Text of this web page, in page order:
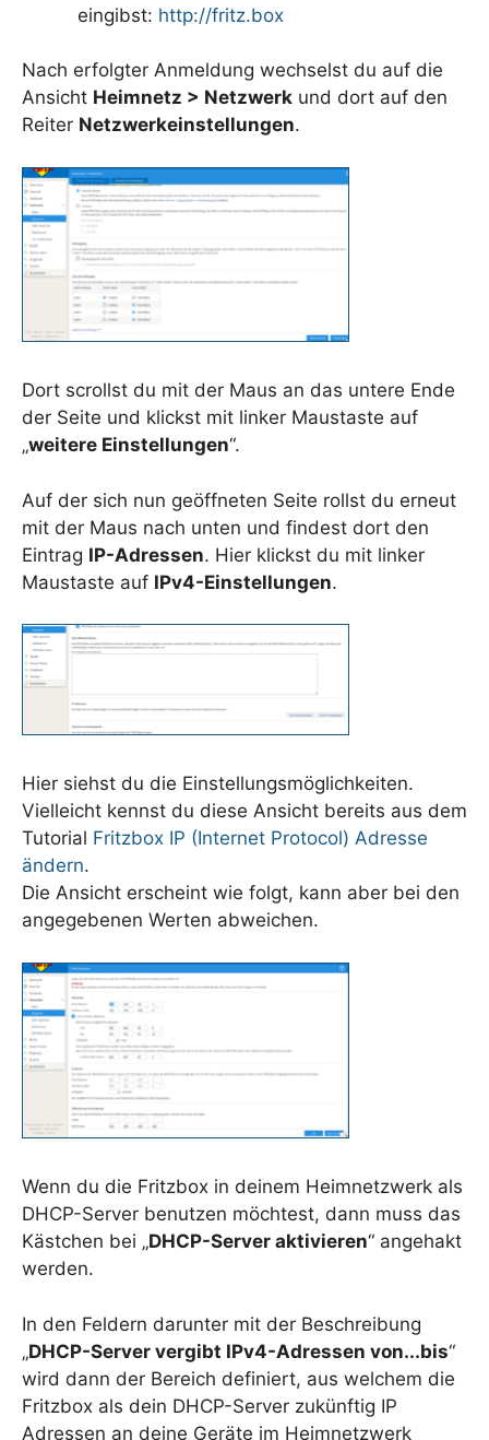
eingibst: http://fritz.box
Nach erfolgter Anmeldung wechselst du auf die
Ansicht Heimnetz > Netzwerk und dort auf den
Reiter Netzwerkeinstellungen.
Dort scrollst du mit der Maus an das untere Ende
der Seite und klickst mit linker Maustaste auf
„weitere Einstellungen“.
Auf der sich nun geöffneten Seite rollst du erneut
mit der Maus nach unten und findest dort den
Eintrag IP-Adressen. Hier klickst du mit linker
Maustaste auf IPv4-Einstellungen.
Hier siehst du die Einstellungsmöglichkeiten.
Vielleicht kennst du diese Ansicht bereits aus dem
Tutorial Fritzbox IP (Internet Protocol) Adresse
ändern.
Die Ansicht erscheint wie folgt, kann aber bei den
angegebenen Werten abweichen.
Wenn du die Fritzbox in deinem Heimnetzwerk als
DHCP-Server benutzen möchtest, dann muss das
Kästchen bei „DHCP-Server aktivieren“ angehakt
werden.
In den Feldern darunter mit der Beschreibung
„DHCP-Server vergibt IPv4-Adressen von...bis“
wird dann der Bereich definiert, aus welchem die
Fritzbox als dein DHCP-Server zukünftig IP
Adressen an deine Geräte im Heimnetzwerk